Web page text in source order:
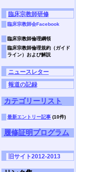
臨床宗教師研修
臨床宗教師会Facebook
臨床宗教師倫理綱領
臨床宗教師倫理規約（ガイド
ライン）および解説
ニュースレター
報道の記録
カテゴリーリスト
最新エントリー記事 (10件)
履修証明プログラム
旧サイト2012-2013